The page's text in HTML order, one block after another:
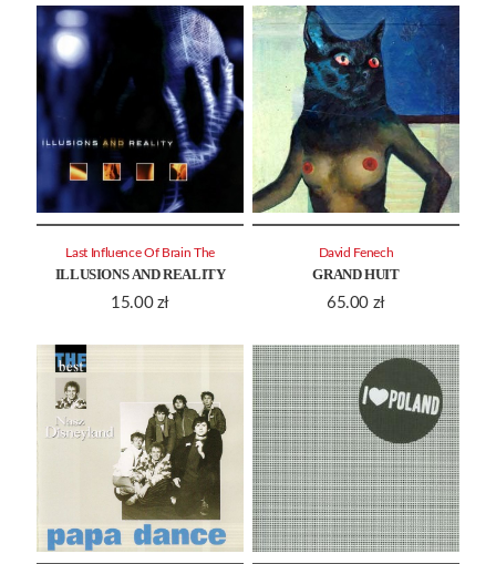
ILLUSIONS AND REALITY
15.00 zł
Last Influence Of Brain The
GRAND HUIT
65.00 zł
David Fenech